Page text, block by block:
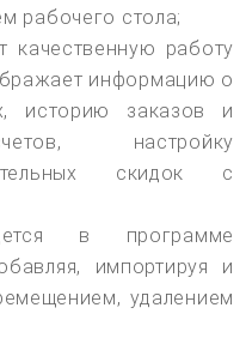
рабочего стола;
качественную работу
информацию о
историю заказов и
настройку
скидок с
в программе
импортируя и
удалением